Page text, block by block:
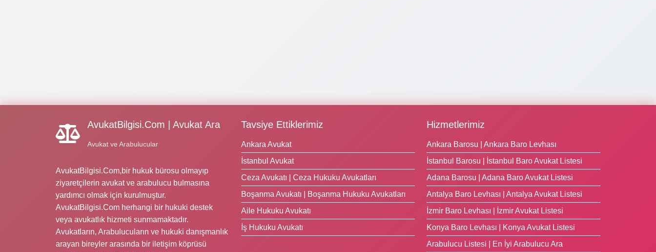
AvukatBilgisi.Com | Avukat Ara
Avukat ve Arabulucular
AvukatBilgisi.Com,bir hukuk bürosu olmayıp
ziyaretçilerin avukat ve arabulucu bulmasına
yardımcı olmak için kurulmuştur.
AvukatBilgisi.Com herhangi bir hukuki destek
veya avukatlık hizmeti sunmamaktadır.
Avukatların, Arabulucuların ve hukuki danışmanlık
arayan bireyler arasında bir iletişim köprüsü
Tavsiye Ettiklerimiz
Ankara Avukat
İstanbul Avukat
Ceza Avukatı | Ceza Hukuku Avukatları
Boşanma Avukatı | Boşanma Hukuku Avukatları
Aile Hukuku Avukatı
İş Hukuku Avukatı
Hizmetlerimiz
Ankara Barosu | Ankara Baro Levhası
İstanbul Barosu | İstanbul Baro Avukat Listesi
Adana Barosu | Adana Baro Avukat Listesi
Antalya Baro Levhası | Antalya Avukat Listesi
İzmir Baro Levhası | İzmir Avukat Listesi
Konya Baro Levhası | Konya Avukat Listesi
Arabulucu Listesi | En İyi Arabulucu Ara